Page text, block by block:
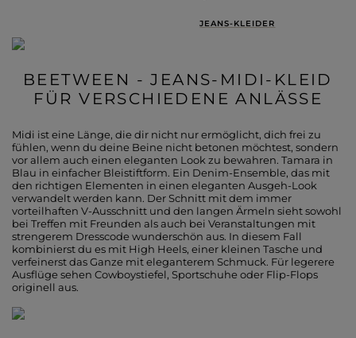
JEANS-KLEIDER
BEETWEEN - JEANS-MIDI-KLEID
FÜR VERSCHIEDENE ANLÄSSE
Midi ist eine Länge, die dir nicht nur ermöglicht, dich frei zu
fühlen, wenn du deine Beine nicht betonen möchtest, sondern
vor allem auch einen eleganten Look zu bewahren. Tamara in
Blau in einfacher Bleistiftform. Ein Denim-Ensemble, das mit
den richtigen Elementen in einen eleganten Ausgeh-Look
verwandelt werden kann. Der Schnitt mit dem immer
vorteilhaften V-Ausschnitt und den langen Ärmeln sieht sowohl
bei Treffen mit Freunden als auch bei Veranstaltungen mit
strengerem Dresscode wunderschön aus. In diesem Fall
kombinierst du es mit High Heels, einer kleinen Tasche und
verfeinerst das Ganze mit eleganterem Schmuck. Für legerere
Ausflüge sehen Cowboystiefel, Sportschuhe oder Flip-Flops
originell aus.